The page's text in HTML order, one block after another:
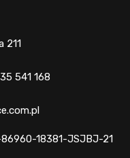
211
541 168
18381-JSJBJ-21